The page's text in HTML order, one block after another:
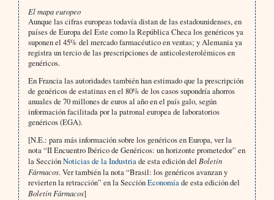
El mapa europeo
Aunque las cifras europeas todavía distan de las estadounidenses, en
países de Europa del Este como la República Checa los genéricos ya
suponen el 45% del mercado farmacéutico en ventas; y Alemania ya
registra un tercio de las prescripciones de anticolesterolémicos en
genéricos.
En Francia las autoridades también han estimado que la prescripción
de genéricos de estatinas en el 80% de los casos supondría ahorros
anuales de 70 millones de euros al año en el país galo, según
información facilitada por la patronal europea de laboratorios
genéricos (EGA).
[N.E.: para más información sobre los genéricos en Europa, ver la
nota “II Encuentro Ibérico de Genéricos: un horizonte prometedor” en
la SecciónNoticias de la Industriade esta edición del Boletín
Fármacos. Ver también la nota “Brasil: los genéricos avanzan y
revierten la retracción” en la SecciónEconomíade esta edición del
Boletín Fármacos]